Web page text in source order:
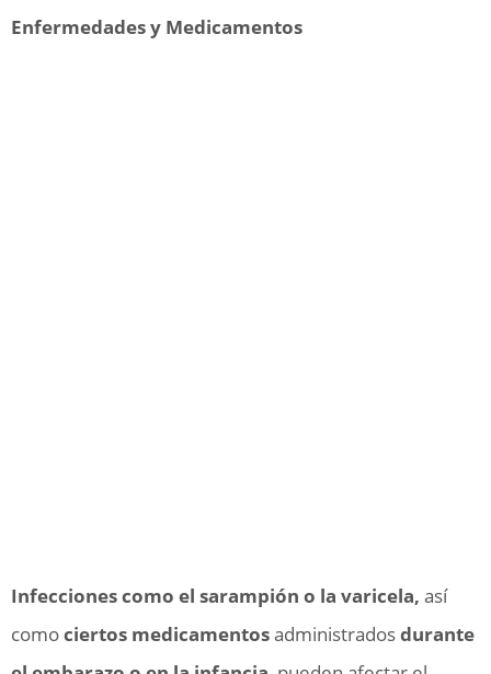
Enfermedades y Medicamentos
Infecciones como el sarampión o la varicela, así
comociertos medicamentosadministradosdurante